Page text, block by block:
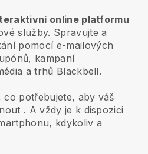
online platformu
služby. Spravujte a
pomocí e-mailových
kampaní
a trhů Blackbell.
potřebujete, aby váš
. A vždy je k dispozici
kdykoliv a